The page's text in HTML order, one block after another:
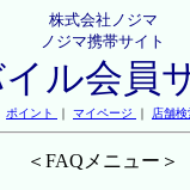
株式会社ノジマ
ノジマ携帯サイト
ル会員
ポイント ｜ マイページ ｜ 店舗検
＜FAQメニュー＞